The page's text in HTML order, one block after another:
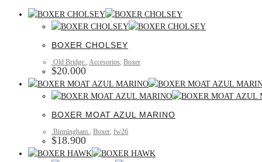
BOXER CHOLSEY
.Old Bridge., Accesorios, Boxer
$20.000
BOXER MOAT AZUL MARINO
.Birmingham., Boxer, fw26
$18.900